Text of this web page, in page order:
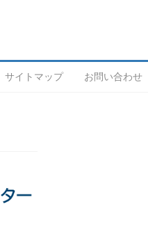
サイトマップ お問い合わせ